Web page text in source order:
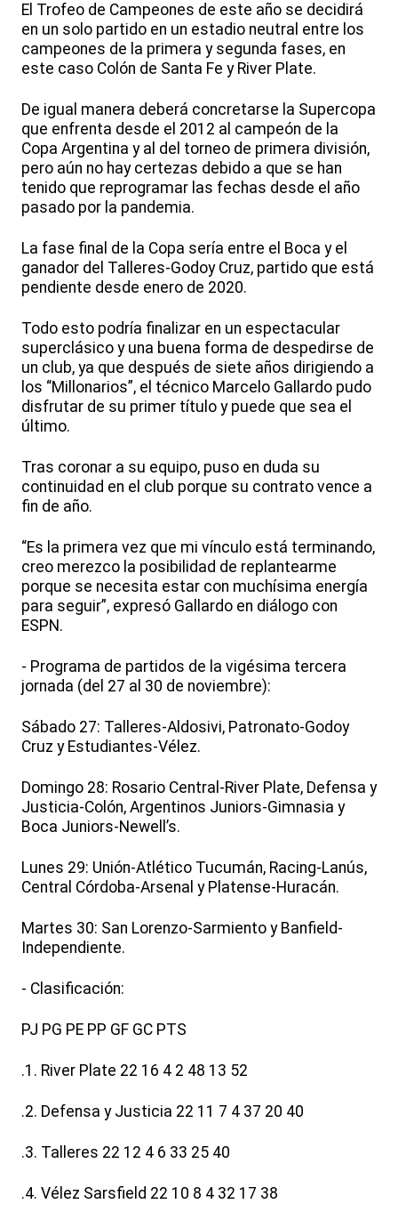
El Trofeo de Campeones de este año se decidirá
en un solo partido en un estadio neutral entre los
campeones de la primera y segunda fases, en
este caso Colón de Santa Fe y River Plate.
De igual manera deberá concretarse la Supercopa
que enfrenta desde el 2012 al campeón de la
Copa Argentina y al del torneo de primera división,
pero aún no hay certezas debido a que se han
tenido que reprogramar las fechas desde el año
pasado por la pandemia.
La fase final de la Copa sería entre el Boca y el
ganador del Talleres-Godoy Cruz, partido que está
pendiente desde enero de 2020.
Todo esto podría finalizar en un espectacular
superclásico y una buena forma de despedirse de
un club, ya que después de siete años dirigiendo a
los “Millonarios”, el técnico Marcelo Gallardo pudo
disfrutar de su primer título y puede que sea el
último.
Tras coronar a su equipo, puso en duda su
continuidad en el club porque su contrato vence a
fin de año.
“Es la primera vez que mi vínculo está terminando,
creo merezco la posibilidad de replantearme
porque se necesita estar con muchísima energía
para seguir”, expresó Gallardo en diálogo con
ESPN.
- Programa de partidos de la vigésima tercera
jornada (del 27 al 30 de noviembre):
Sábado 27: Talleres-Aldosivi, Patronato-Godoy
Cruz y Estudiantes-Vélez.
Domingo 28: Rosario Central-River Plate, Defensa y
Justicia-Colón, Argentinos Juniors-Gimnasia y
Boca Juniors-Newell’s.
Lunes 29: Unión-Atlético Tucumán, Racing-Lanús,
Central Córdoba-Arsenal y Platense-Huracán.
Martes 30: San Lorenzo-Sarmiento y Banfield-
Independiente.
- Clasificación:
PJ PG PE PP GF GC PTS
.1. River Plate 22 16 4 2 48 13 52
.2. Defensa y Justicia 22 11 7 4 37 20 40
.3. Talleres 22 12 4 6 33 25 40
.4. Vélez Sarsfield 22 10 8 4 32 17 38